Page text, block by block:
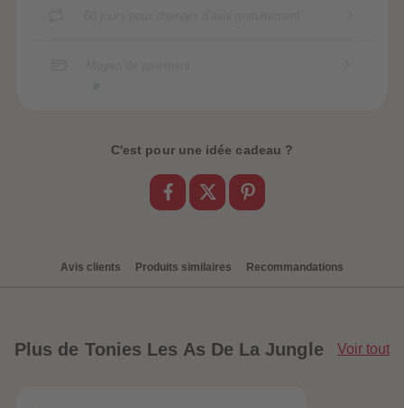
C'est pour une idée cadeau ?
Avis clients Produits similaires Recommandations
Plus de Tonies Les As De La Jungle Voir tout